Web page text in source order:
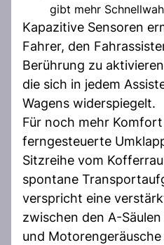
gibt mehr
Kapazitive Sensoren
Fahrer, den
Berührung zu
die sich in jedem
Wagens widerspiegelt.
Für noch mehr
ferngesteuerte
Sitzreihe vom
spontane
verspricht eine
zwischen den A-
und